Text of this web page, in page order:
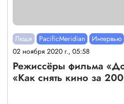
Люди PacificMeridian
Интервью
02 ноября 2020 г., 05:58
Режиссёры фильма
«Как снять кино за